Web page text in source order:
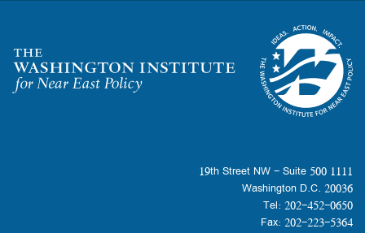
Homepage
1111 19th Street NW - Suite 500
Washington D.C. 20036
Tel: 202-452-0650
Fax: 202-223-5364